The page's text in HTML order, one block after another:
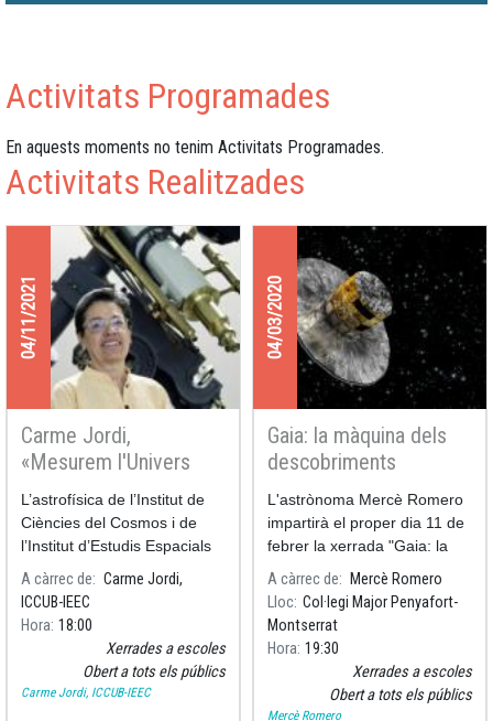
Activitats Programades
En aquests moments no tenim Activitats Programades.
Activitats Realitzades
04/11/2021
Carme Jordi,
«Mesurem l'Univers
pam a pam» a la
Biblioteca pública
Carles Rahola de Girona
L’astrofísica de l’Institut de
Ciències del Cosmos i de
l’Institut d’Estudis Espacials
de Catalunya (IEEC), Carme
Jordi, oferirà la xerrada
«Mesurem l'Univers pam a
pam» el proper dijous 4 de
novembre a la biblioteca
Carles Rahola de Girona.
A càrrec de
Carme Jordi,
ICCUB-IEEC
Hora 18:00
Xerrades a escoles
Obert a tots els públics
Carme Jordi, ICCUB-IEEC
04/03/2020
Gaia: la màquina dels
descobriments
L'astrònoma Mercè Romero
impartirà el proper dia 11 de
febrer la xerrada "Gaia: la
màquina dels
descobriments", en motiu de
la celebració del Dia
Internacional de les Dones i
les Nenes a la Ciència.
A càrrec de
Mercè Romero
Lloc Col·legi Major Penyafort-
Montserrat
Hora 19:30
Xerrades a escoles
Obert a tots els públics
Mercè Romero